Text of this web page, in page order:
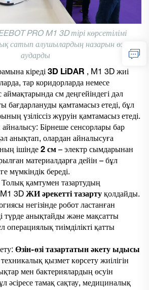
PRO M1 3D тірі көрсетілімі
сатып алушылардың назарын өзіне
аударды
кіреді 3D LiDAR , M1 3D жиі
тар коридорларда немесе
аймақтарында см деңгейіндегі дәл
бағдарлануды қамтамасыз етеді, бұл
үзіліссіз жүруін қамтамасыз етеді.
айналысу: Бірнеше сенсорлары бар
анықтап, олардан айналысуға
ішінде 2 см – электр сымдарынан
материалдарға дейін – бұл
мүмкіндік береді.
Толық қамтумен тазартудың
3D ЖИ әрекетті тазарту қолдайды.
негізінде робот ластанған
түрде анықтайды және мақсатты
операциялық тиімділікті қатты
Өзін-өзі тазартатын әкету ыдысы
қызмет көрсету жиілігін
мен бактериялардың өсуін
тамақ сақтау, медициналық